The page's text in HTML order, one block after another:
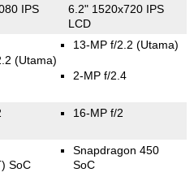
IPS
6.2" 1520x720 IPS
LCD
(Utama)
13-MP f/2.2 (Utama)
2-MP f/2.4
16-MP f/2
SoC
Snapdragon 450
SoC